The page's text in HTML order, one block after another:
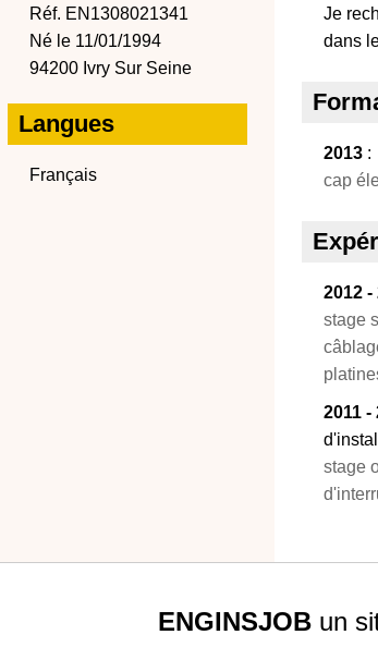
Réf. EN1308021341
Né le 11/01/1994
94200 Ivry Sur Seine
Langues
Français
Je
dans
2013 :
cap
2012 -
stage
2011 -
stage
ENGINSJOB un